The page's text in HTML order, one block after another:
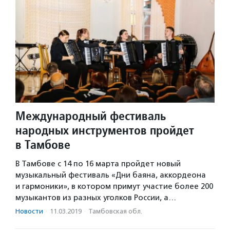
Международный фестиваль
народных инструментов пройдет
в Тамбове
В Тамбове с 14 по 16 марта пройдет новый
музыкальный фестиваль «Дни баяна, аккордеона
и гармоники», в котором примут участие более 200
музыкантов из разных уголков России, а…
Новости · 11.03.2019 · Тамбовская обл.